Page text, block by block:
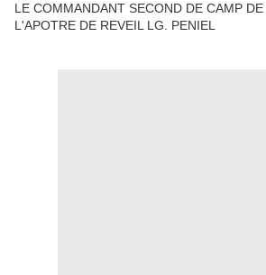
LE COMMANDANT SECOND DE CAMP DE
L'APOTRE DE REVEIL LG. PENIEL